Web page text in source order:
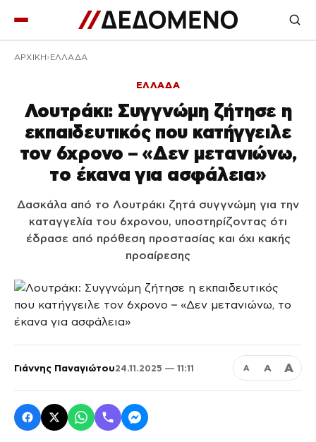
ΑΡΧΙΚΉ ΕΛΛΑΔΑ
ΕΛΛΑΔΑ
Λουτράκι: Συγγνώμη ζήτησε η
εκπαιδευτικός που κατήγγειλε
τον 6χρονο – «Δεν μετανιώνω,
το έκανα για ασφάλεια»
Δασκάλα από το Λουτράκι ζητά συγγνώμη για την
καταγγελία του 6χρονου, υποστηρίζοντας ότι
έδρασε από πρόθεση προστασίας και όχι κακής
προαίρεσης
Γιάννης Παναγιώτου24.11.2025 — 11:11 Α Α Α